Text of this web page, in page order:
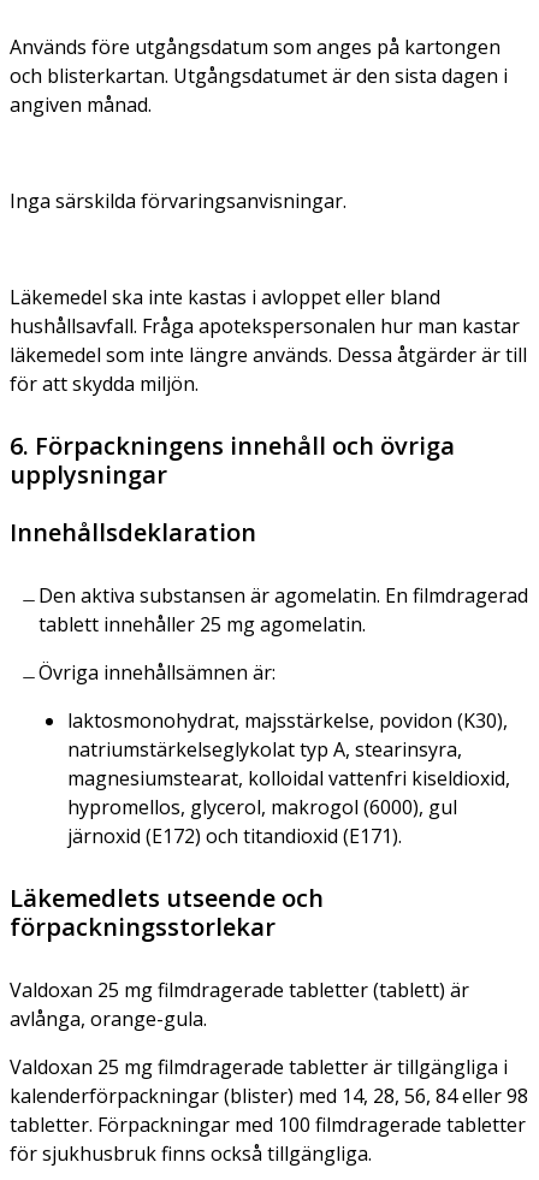
Används före utgångsdatum som anges på kartongen
och blisterkartan. Utgångsdatumet är den sista dagen i
angiven månad.
Inga särskilda förvaringsanvisningar.
Läkemedel ska inte kastas i avloppet eller bland
hushållsavfall. Fråga apotekspersonalen hur man kastar
läkemedel som inte längre används. Dessa åtgärder är till
för att skydda miljön.
6. Förpackningens innehåll och övriga
upplysningar
Innehållsdeklaration
Den aktiva substansen är agomelatin. En filmdragerad
tablett innehåller 25 mg agomelatin.
Övriga innehållsämnen är:
laktosmonohydrat, majsstärkelse, povidon (K30),
natriumstärkelseglykolat typ A, stearinsyra,
magnesiumstearat, kolloidal vattenfri kiseldioxid,
hypromellos, glycerol, makrogol (6000), gul
järnoxid (E172) och titandioxid (E171).
Läkemedlets utseende och
förpackningsstorlekar
Valdoxan 25 mg filmdragerade tabletter (tablett) är
avlånga, orange-gula.
Valdoxan 25 mg filmdragerade tabletter är tillgängliga i
kalenderförpackningar (blister) med 14, 28, 56, 84 eller 98
tabletter. Förpackningar med 100 filmdragerade tabletter
för sjukhusbruk finns också tillgängliga.